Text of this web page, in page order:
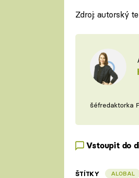
šéfkuchař
Zdroj: autorský
šéfredaktorka
Vstoupit do
ŠTÍTKY ALOBAL